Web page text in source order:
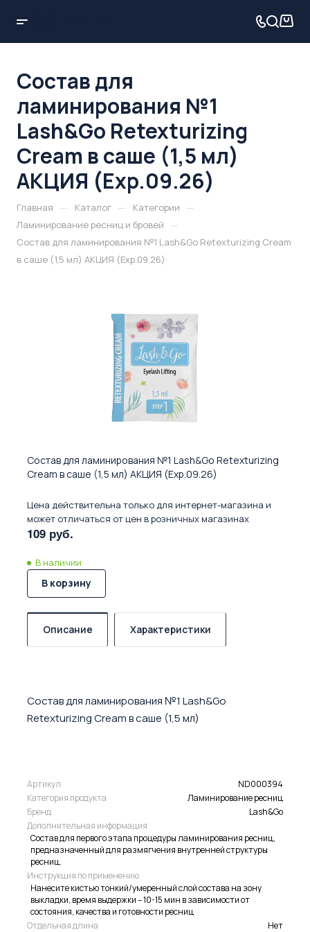
Состав для
ламинирования №1
Lash&Go Retexturizing
Cream в саше (1,5 мл)
АКЦИЯ (Exp.09.26)
Главная — Каталог — Категории —
Ламинирование ресниц и бровей —
Состав для ламинирования №1 Lash&Go Retexturizing Cream
в саше (1,5 мл) АКЦИЯ (Exp.09.26)
Состав для ламинирования №1 Lash&Go Retexturizing
Cream в саше (1,5 мл) АКЦИЯ (Exp.09.26)
Цена действительна только для интернет-магазина и
может отличаться от цен в розничных магазинах
109 руб.
В наличии
В корзину
Описание Характеристики
Состав для ламинирования №1 Lash&Go
Retexturizing Cream в саше (1,5 мл)
Артикул
ND000394
Категория продукта
Ламинирование ресниц
Бренд
Lash&Go
Дополнительная информация
Состав для первого этапа процедуры ламинирования ресниц,
предназначенный для размягчения внутренней структуры
ресниц.
Инструкция по применению
Нанесите кистью тонкий/умеренный слой состава на зону
выкладки, время выдержки – 10-15 мин в зависимости от
состояния, качества и готовности ресниц
Отдельная длина
Нет